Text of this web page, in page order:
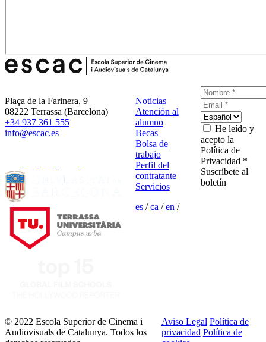
Plaça de la Farinera, 9
08222 Terrassa (Barcelona)
+34 937 361 555
info@escac.es
Noticias
Atención al
alumno
Becas
Bolsa de
trabajo
Perfil del
contratante
Servicios
es/ca /en /
He leído y
acepto la
Política de
Privacidad *
Suscríbete al
boletín
© 2022 Escola Superior de Cinema i
Audiovisuals de Catalunya. Todos los
Aviso Legal Política de
privacidad Política de